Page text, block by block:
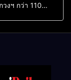
งฯ กว่า 110